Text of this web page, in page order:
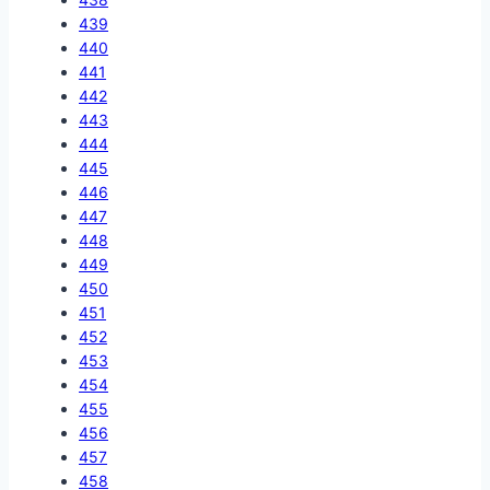
439
440
441
442
443
444
445
446
447
448
449
450
451
452
453
454
455
456
457
458